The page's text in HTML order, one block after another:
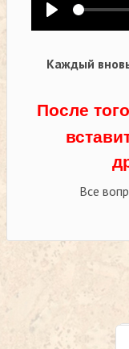
Каждый
После
Все